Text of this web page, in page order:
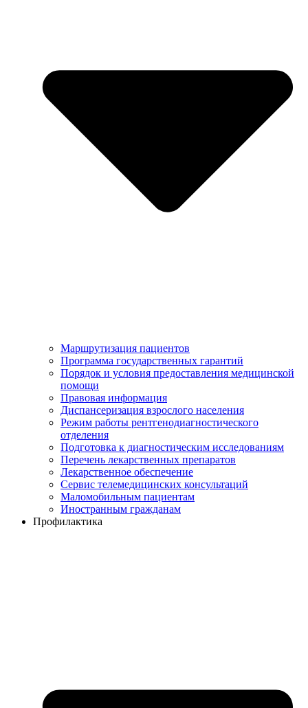
Маршрутизация пациентов
Программа государственных гарантий
Порядок и условия предоставления медицинской
помощи
Правовая информация
Диспансеризация взрослого населения
Режим работы рентгенодиагностического
отделения
Подготовка к диагностическим исследованиям
Перечень лекарственных препаратов
Лекарственное обеспечение
Сервис телемедицинских консультаций
Маломобильным пациентам
Иностранным гражданам
Профилактика